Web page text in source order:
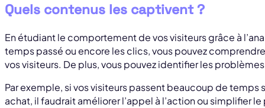
Quels contenus les captivent ?
En étudiant le comportement de vos visiteurs grâce à
temps passé ou encore les clics, vous pouvez
vos visiteurs. De plus, vous pouvez identifier les
Par exemple, si vos visiteurs passent beaucoup de temps
achat, il faudrait améliorer l’appel à l’action ou simplifier